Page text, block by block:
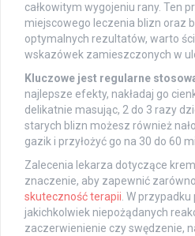
całkowitym wygojeniu rany. Ten
miejscowego leczenia blizn oraz
optymalnych rezultatów, warto
wskazówek zamieszczonych w
Kluczowe jest regularne
najlepsze efekty, nakładaj go
delikatnie masując, 2 do 3 razy
starych blizn możesz również
gazik i przyłożyć go na 30 do 60
Zalecenia lekarza dotyczące
znaczenie, aby zapewnić
skuteczność terapii . W
jakichkolwiek niepożądanych
zaczerwienienie czy swędzenie,